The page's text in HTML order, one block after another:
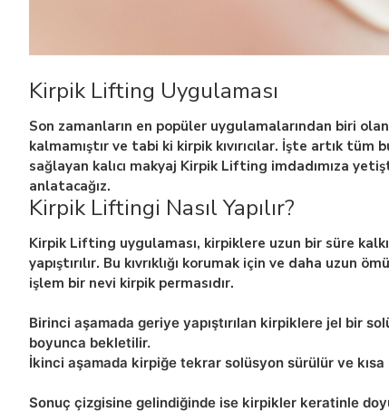
Kirpik Lifting Uygulaması
Son zamanların en popüler uygulamalarından biri
kalmamıştır ve tabi ki kirpik kıvırıcılar. İşte artık tüm
sağlayan kalıcı makyaj Kirpik Lifting imdadımıza
anlatacağız.
Kirpik Liftingi Nasıl Yapılır?
Kirpik Lifting uygulaması, kirpiklere uzun bir süre
yapıştırılır. Bu kıvrıklığı korumak için ve daha uzun
işlem bir nevi kirpik permasıdır.
Birinci aşamada geriye yapıştırılan kirpiklere jel bir
boyunca bekletilir.
İkinci aşamada kirpiğe tekrar solüsyon sürülür ve
Sonuç çizgisine gelindiğinde ise kirpikler keratinle